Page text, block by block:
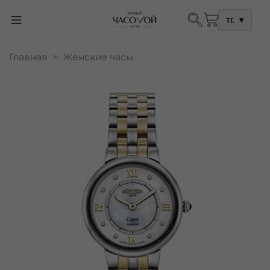
тг. ▾
Главная Женские часы